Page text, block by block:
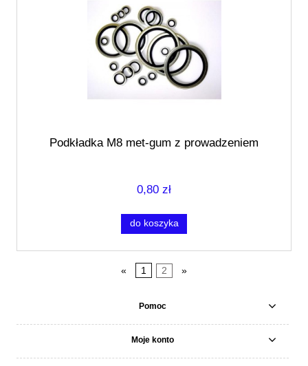
Podkładka M8 met-gum z prowadzeniem
0,80 zł
do koszyka
« 1 2 »
Pomoc
Moje konto